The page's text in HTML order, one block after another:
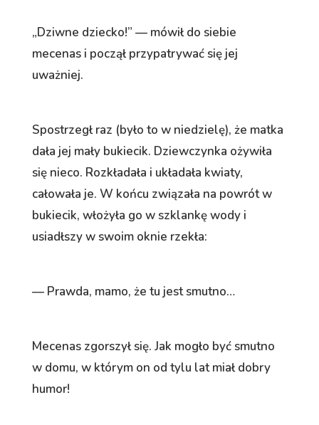
„Dziwne dziecko!” — mówił do siebie
mecenas i począł przypatrywać się jej
uważniej.
Spostrzegł raz (było to w niedzielę), że matka
dała jej mały bukiecik. Dziewczynka ożywiła
się nieco. Rozkładała i układała kwiaty,
całowała je. W końcu związała na powrót w
bukiecik, włożyła go w szklankę wody i
usiadłszy w swoim oknie rzekła:
— Prawda, mamo, że tu jest smutno…
Mecenas zgorszył się. Jak mogło być smutno
w domu, w którym on od tylu lat miał dobry
humor!